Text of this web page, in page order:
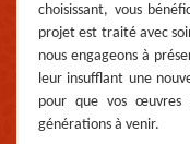
choisissant, vous
projet est traité avec
nous engageons à
leur insufflant une
pour que vos œuvres
générations à venir.